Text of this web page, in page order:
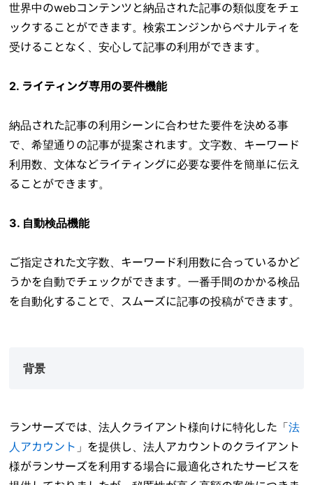
世界中のwebコンテンツと納品された記事の類似度をチェ
ックすることができます。検索エンジンからペナルティを
受けることなく、安心して記事の利用ができます。
2. ライティング専用の要件機能
納品された記事の利用シーンに合わせた要件を決める事
で、希望通りの記事が提案されます。文字数、キーワード
利用数、文体などライティングに必要な要件を簡単に伝え
ることができます。
3. 自動検品機能
ご指定された文字数、キーワード利用数に合っているかど
うかを自動でチェックができます。一番手間のかかる検品
を自動化することで、スムーズに記事の投稿ができます。
背景
ランサーズでは、法人クライアント様向けに特化した「法
人アカウント 」を提供し、法人アカウントのクライアント
様がランサーズを利用する場合に最適化されたサービスを